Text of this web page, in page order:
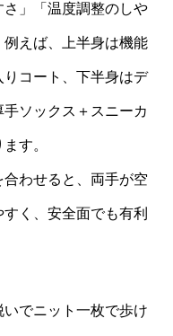
」「温度調整のしや
えば、上半身は機能
コート、下半身はデ
ソックス＋スニーカ
す。
わせると、両手が空
く、安全面でも有利
でニット一枚で歩け